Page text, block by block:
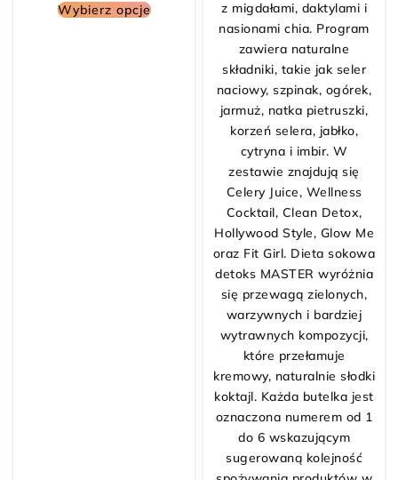
Wybierz opcje